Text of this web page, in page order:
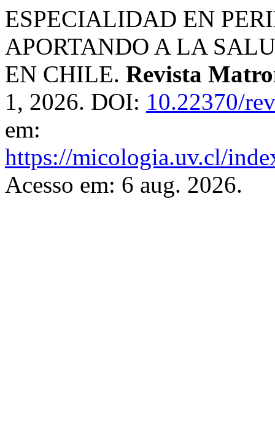
ESPECIALIDAD EN
APORTANDO A LA
EN CHILE. Revista
1, 2026. DOI: 10.22370/
em:
https://micologia.uv.cl/
Acesso em: 6 aug. 2026.